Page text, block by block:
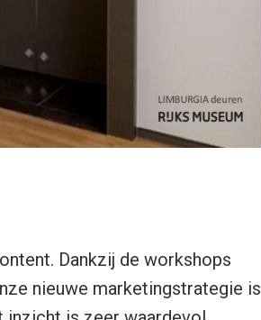
Dankzij de workshops
nieuwe marketingstrategie is